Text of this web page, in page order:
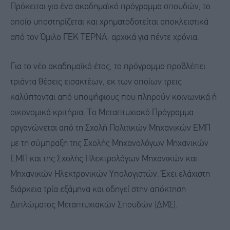
Πρόκειται για ένα ακαδημαϊκό πρόγραμμα σπουδών, το
οποίο υποστηρίζεται και χρηματοδοτείται αποκλειστικά
από τον Όμιλο ΓΕΚ ΤΕΡΝΑ, αρχικά για πέντε χρόνια.
Για το νέο ακαδημαϊκό έτος, το πρόγραμμα προβλέπει
τριάντα θέσεις εισακτέων, εκ των οποίων τρεις
καλύπτονται από υποψήφιους που πληρούν κοινωνικά ή
οικονομικά κριτήρια. Το Μεταπτυχιακό Πρόγραμμα
οργανώνεται από τη Σχολή Πολιτικών Μηχανικών ΕΜΠ
με τη σύμπραξη της Σχολής Μηχανολόγων Μηχανικών
ΕΜΠ και της Σχολής Ηλεκτρολόγων Μηχανικών και
Μηχανικών Ηλεκτρονικών Υπολογιστών. Έχει ελάχιστη
διάρκεια τρία εξάμηνα και οδηγεί στην απόκτηση
Διπλώματος Μεταπτυχιακών Σπουδών (ΔΜΣ).